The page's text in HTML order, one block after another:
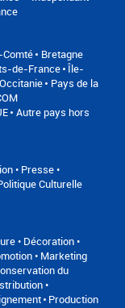
Bretagne
de-France Île-
Occitanie
Pays de la
Autre pays hors
• Presse •
Culturelle
• Décoration •
• Marketing
du
•
Production